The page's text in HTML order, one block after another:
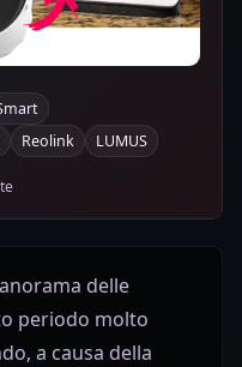
Reolink LUMUS
delle
periodo molto
a causa della